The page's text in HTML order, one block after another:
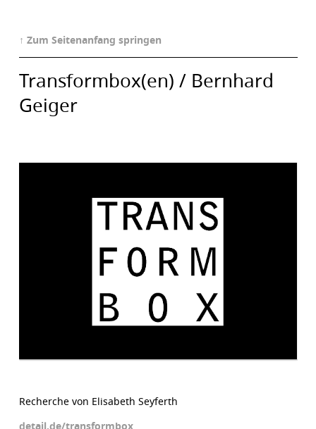
↑ Zum Seitenanfang springen
Transformbox(en) / Bernhard
Geiger
Recherche von Elisabeth Seyferth
detail.de/transformbox